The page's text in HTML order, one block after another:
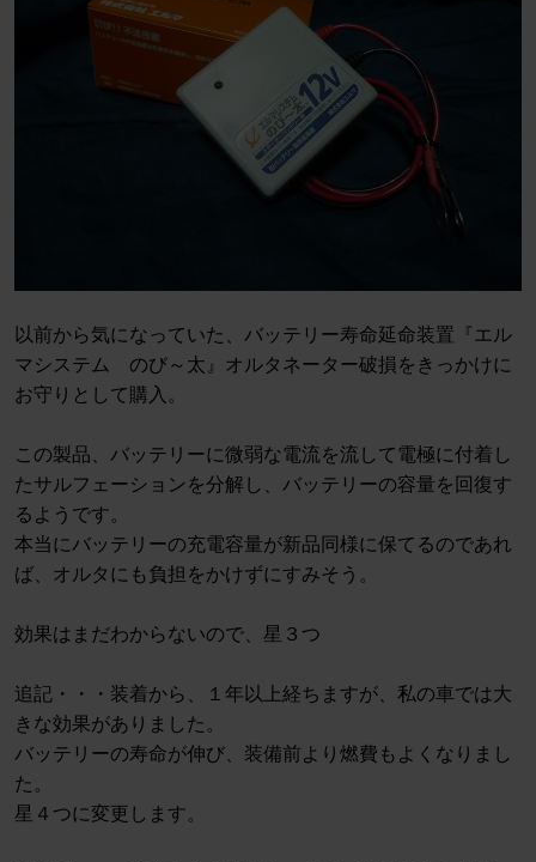
以前から気になっていた、バッテリー寿命延命装置『エル
マシステム のび～太』オルタネーター破損をきっかけに
お守りとして購入。
この製品、バッテリーに微弱な電流を流して電極に付着し
たサルフェーションを分解し、バッテリーの容量を回復す
るようです。
本当にバッテリーの充電容量が新品同様に保てるのであれ
ば、オルタにも負担をかけずにすみそう。
効果はまだわからないので、星３つ
追記・・・装着から、１年以上経ちますが、私の車では大
きな効果がありました。
バッテリーの寿命が伸び、装備前より燃費もよくなりまし
た。
星４つに変更します。